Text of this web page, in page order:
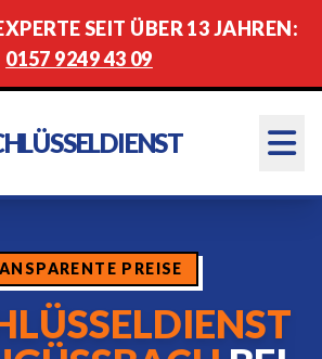
SEIT ÜBER 13 JAHREN:
0157 9249 43 09
PREISE